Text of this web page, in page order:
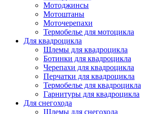
Мотоджинсы
Мотоштаны
Моточерепахи
Термобелье для мотоцикла
Для квадроцикла
Шлемы для квадроцикла
Ботинки для квадроцикла
Черепахи для квадроцикла
Перчатки для квадроцикла
Термобелье для квадроцикла
Гарнитуры для квадроцикла
Для снегохода
Шлемы для снегохода